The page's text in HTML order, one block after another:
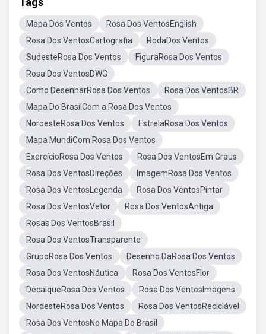
Mapa Dos Ventos
Rosa Dos VentosEnglish
Rosa Dos VentosCartografia
RodaDos Ventos
SudesteRosa Dos Ventos
FiguraRosa Dos Ventos
Rosa Dos VentosDWG
Como DesenharRosa Dos Ventos
Rosa Dos VentosBR
Mapa Do BrasilCom a Rosa Dos Ventos
NoroesteRosa Dos Ventos
EstrelaRosa Dos Ventos
Mapa MundiCom Rosa Dos Ventos
ExercícioRosa Dos Ventos
Rosa Dos VentosEm Graus
Rosa Dos VentosDireções
ImagemRosa Dos Ventos
Rosa Dos VentosLegenda
Rosa Dos VentosPintar
Rosa Dos VentosVetor
Rosa Dos VentosAntiga
Rosas Dos VentosBrasil
Rosa Dos VentosTransparente
GrupoRosa Dos Ventos
Desenho DaRosa Dos Ventos
Rosa Dos VentosNáutica
Rosa Dos VentosFlor
DecalqueRosa Dos Ventos
Rosa Dos VentosImagens
NordesteRosa Dos Ventos
Rosa Dos VentosReciclável
Rosa Dos VentosNo Mapa Do Brasil